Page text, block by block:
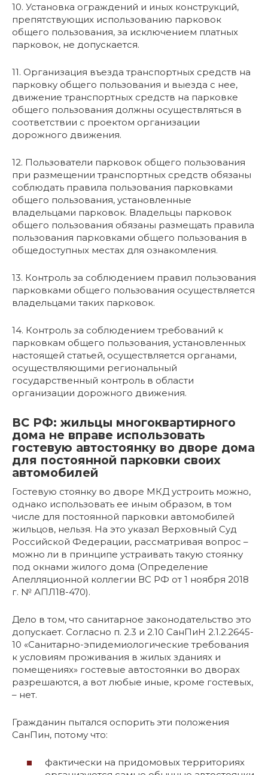
10. Установка ограждений и иных конструкций,
препятствующих использованию парковок
общего пользования, за исключением платных
парковок, не допускается.
11. Организация въезда транспортных средств на
парковку общего пользования и выезда с нее,
движение транспортных средств на парковке
общего пользования должны осуществляться в
соответствии с проектом организации
дорожного движения.
12. Пользователи парковок общего пользования
при размещении транспортных средств обязаны
соблюдать правила пользования парковками
общего пользования, установленные
владельцами парковок. Владельцы парковок
общего пользования обязаны размещать правила
пользования парковками общего пользования в
общедоступных местах для ознакомления.
13. Контроль за соблюдением правил пользования
парковками общего пользования осуществляется
владельцами таких парковок.
14. Контроль за соблюдением требований к
парковкам общего пользования, установленных
настоящей статьей, осуществляется органами,
осуществляющими региональный
государственный контроль в области
организации дорожного движения.
ВС РФ: жильцы многоквартирного
дома не вправе использовать
гостевую автостоянку во дворе дома
для постоянной парковки своих
автомобилей
Гостевую стоянку во дворе МКД устроить можно,
однако использовать ее иным образом, в том
числе для постоянной парковки автомобилей
жильцов, нельзя. На это указал Верховный Суд
Российской Федерации, рассматривая вопрос –
можно ли в принципе устраивать такую стоянку
под окнами жилого дома (Определение
Апелляционной коллегии ВС РФ от 1 ноября 2018
г. № АПЛ18-470).
Дело в том, что санитарное законодательство это
допускает. Согласно п. 2.3 и 2.10 СанПиН 2.1.2.2645-
10 «Санитарно-эпидемиологические требования
к условиям проживания в жилых зданиях и
помещениях» гостевые автостоянки во дворах
разрешаются, а вот любые иные, кроме гостевых,
– нет.
Гражданин пытался оспорить эти положения
СанПин, потому что:
фактически на придомовых территориях